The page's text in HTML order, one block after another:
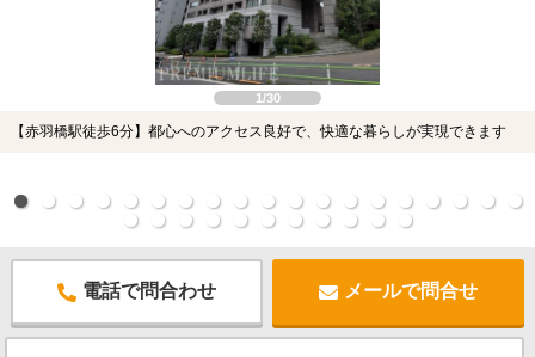
1/30
【赤羽橋駅徒歩6分】都心へのアクセス良好で、快適な暮らしが実現できます
電話で問合わせ メールで問合せ